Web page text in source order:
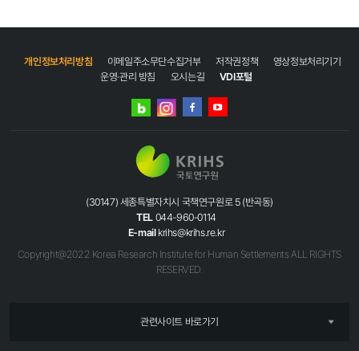
개인정보처리방침 이메일주소무단수집거부 저작권정책
영상정보처리기기
운영·관리 방침
오시는길 VDI포털
네이버
인스타그램
(30147) 세종특별자치시 국책연구원로 5 (반곡동)
TEL 044-960-0114
E-mail krihs@krihs.re.kr
Copyright@2022 Korea Research Institute for Human Settlements ALL RIGHTS
RESERVED.
관련사이트 바로가기